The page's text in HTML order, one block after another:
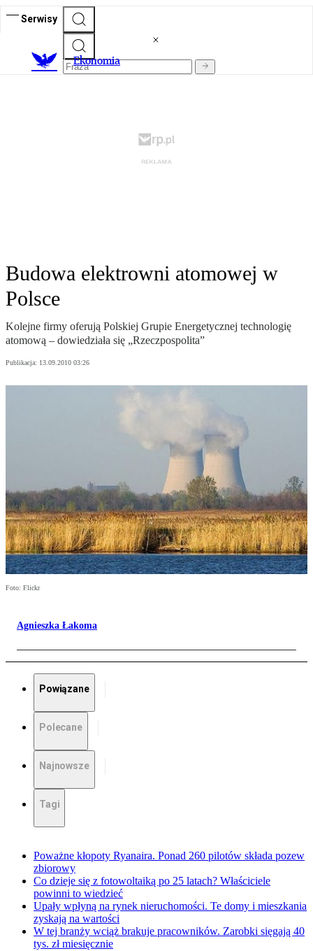
Serwisy
Ekonomia
Budowa elektrowni atomowej w
Polsce
Kolejne firmy oferują Polskiej Grupie Energetycznej technologię
atomową – dowiedziała się „Rzeczpospolita”
Publikacja: 13.09.2010 03:26
Foto: Flickr
Agnieszka Łakoma
Powiązane
Polecane
Najnowsze
Tagi
Poważne kłopoty Ryanaira. Ponad 260 pilotów składa pozew
zbiorowy
Co dzieje się z fotowoltaiką po 25 latach? Właściciele
powinni to wiedzieć
Upały wpłyną na rynek nieruchomości. Te domy i mieszkania
zyskają na wartości
W tej branży wciąż brakuje pracowników. Zarobki sięgają 40
tys. zł miesięcznie